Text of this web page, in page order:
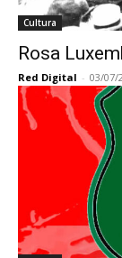
Cultura
Rosa
Red Digital - 03/07/